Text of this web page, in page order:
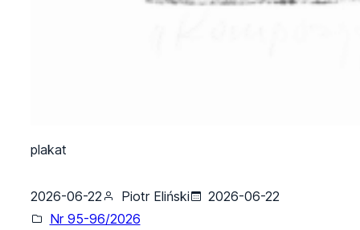
plakat
2026-06-22 Piotr Eliński
2026-06-22
Nr 95-96/2026